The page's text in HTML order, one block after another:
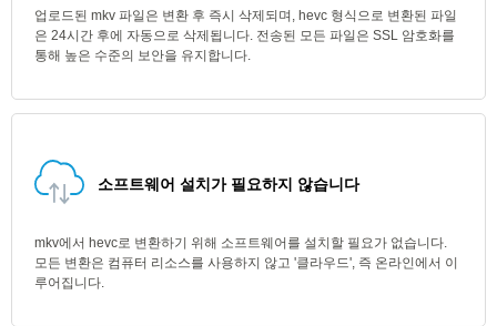
업로드된 mkv 파일은 변환 후 즉시 삭제되며, hevc 형식으로 변환된 파일
은 24시간 후에 자동으로 삭제됩니다. 전송된 모든 파일은 SSL 암호화를
통해 높은 수준의 보안을 유지합니다.
소프트웨어 설치가 필요하지 않습니다
mkv에서 hevc로 변환하기 위해 소프트웨어를 설치할 필요가 없습니다.
모든 변환은 컴퓨터 리소스를 사용하지 않고 '클라우드', 즉 온라인에서 이
루어집니다.